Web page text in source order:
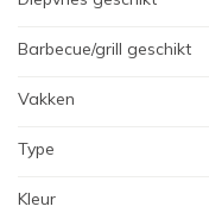
Barbecue/grill geschikt
Vakken
Type
Kleur